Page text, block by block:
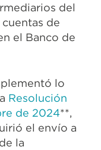
del
de
el Banco de
lo
Resolución
de 2024**,
el envío a
la